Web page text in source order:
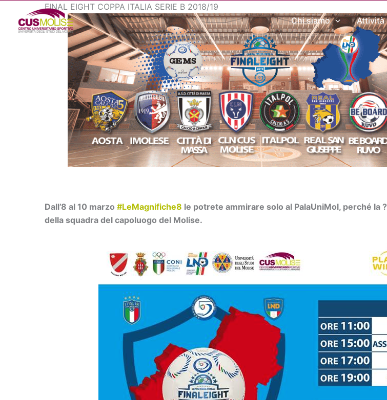
contenuto
Chi siamo Attività
FINAL EIGHT COPPA ITALIA SERIE B 2018/19
Dall’8 al 10 marzo #LeMagnifiche8 le potrete ammirare solo al PalaUniMol, perché la ?
della squadra del capoluogo del Molise.